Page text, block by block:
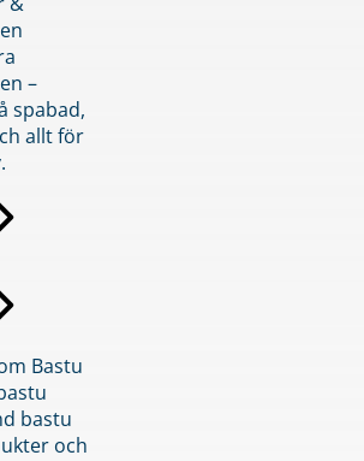
–
spabad,
allt för
Bastu
bastu
och